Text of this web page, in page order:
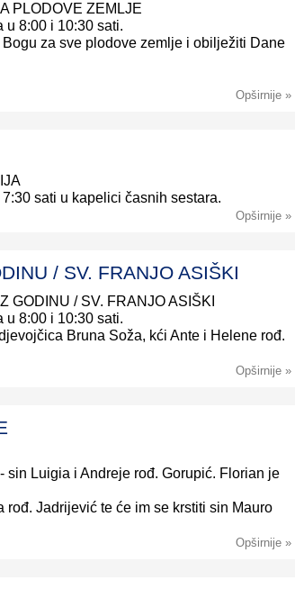
PLODOVE ZEMLJE
u 8:00 i 10:30 sati.
za sve plodove zemlje i obilježiti Dane
Opširnije »
sati u kapelici časnih sestara.
Opširnije »
/ SV. FRANJO ASIŠKI
GODINU / SV. FRANJO ASIŠKI
u 8:00 i 10:30 sati.
Bruna Soža, kći Ante i Helene rođ.
Opširnije »
sin Luigia i Andreje rođ. Gorupić. Florian je
Jadrijević te će im se krstiti sin Mauro
Opširnije »